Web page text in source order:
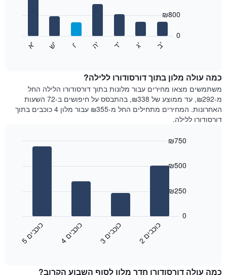
Y
המציגים
את
המחיר
הממוצע
מחיר
של
חדר
לכל
יום
התרשים
המציגים
השבוע.
Y
ב
' ג
' ד
' ה
' ו
' ש
' א
'
0
₪800
כמה עולה מלון בתוך דורסודורו ללילה?
משתמשים מצאו מחירים עבור מלונות בתוך דורסודורו הלילה החל
מ-₪292, עד ממוצע של ₪338, בהתבסס על חיפושים ב-72 השעות
האחרונות. המחירים מתחילים החל מ-₪355 עבור מלון 4 כוכבים בתוך
דורסודורו ללילה.
חדר
2כו
כ
ב
ים 3כו
כ
ב
ים 4כו
כ
ב
ים 5כו
כ
ב
ים
0
₪250
₪500
₪750
כמה עולה דורסודורו חדר מלון לסוף השבוע הקרוב?